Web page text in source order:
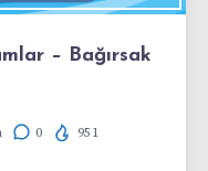
– Bağırsak
0 951